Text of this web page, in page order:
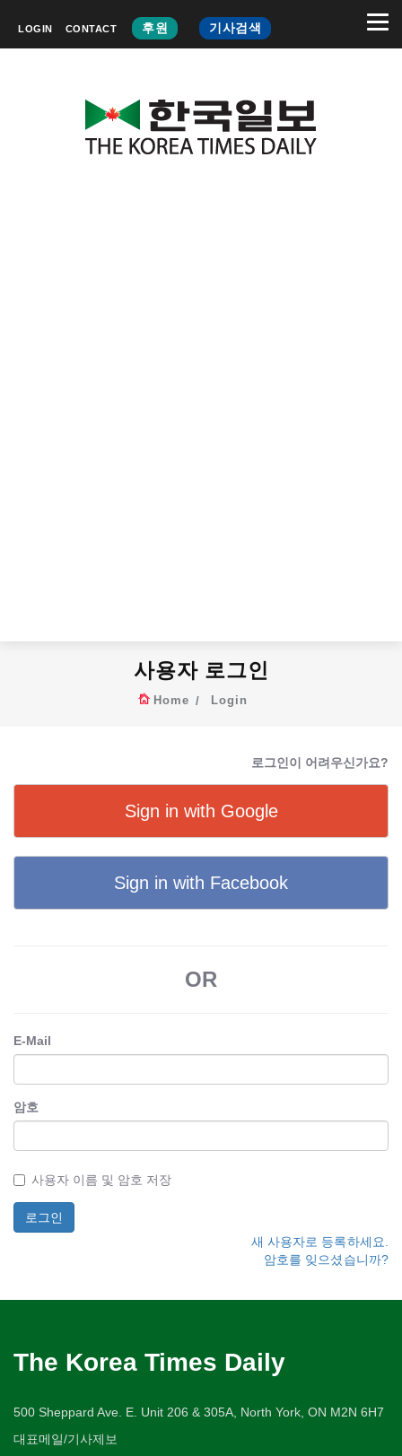
LOGIN CONTACT 후원 기사검색
사용자 로그인
Home Login
로그인이 어려우신가요?
Sign in with Google
Sign in with Facebook
OR
E-Mail
암호
사용자 이름 및 암호 저장
새 사용자로 등록하세요.
암호를 잊으셨습니까?
The Korea Times Daily
500 Sheppard Ave. E. Unit 206 & 305A, North York, ON M2N 6H7
대표메일/기사제보